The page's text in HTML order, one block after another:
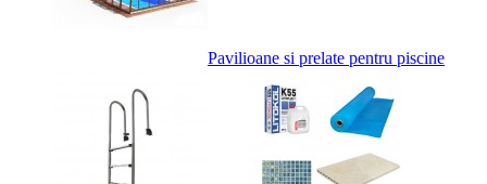
Pavilioane si prelate pentru piscine